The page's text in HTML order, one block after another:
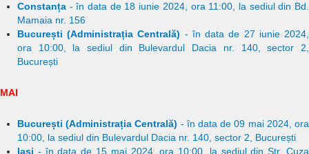
Constanța - în data de 18 iunie 2024, ora 11:00, la sediul din Bd.
Mamaia nr. 156
București (Administrația Centrală) - în data de 27 iunie 2024,
ora 10:00, la sediul din Bulevardul Dacia nr. 140, sector 2,
București
MAI
București (Administrația Centrală) - în data de 09 mai 2024, ora
10:00, la sediul din Bulevardul Dacia nr. 140, sector 2, București
Iași - în data de 15 mai 2024, ora 10:00, la sediul din Str. Cuza